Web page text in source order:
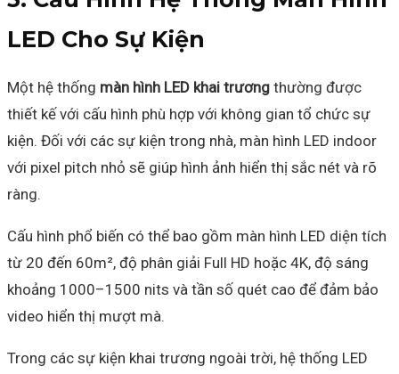
LED Cho Sự Kiện
Một hệ thống màn hình LED khai trương thường được
thiết kế với cấu hình phù hợp với không gian tổ chức sự
kiện. Đối với các sự kiện trong nhà, màn hình LED indoor
với pixel pitch nhỏ sẽ giúp hình ảnh hiển thị sắc nét và rõ
ràng.
Cấu hình phổ biến có thể bao gồm màn hình LED diện tích
từ 20 đến 60m², độ phân giải Full HD hoặc 4K, độ sáng
khoảng 1000–1500 nits và tần số quét cao để đảm bảo
video hiển thị mượt mà.
Trong các sự kiện khai trương ngoài trời, hệ thống LED